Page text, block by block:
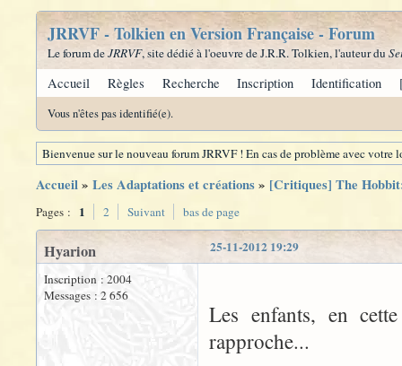
JRRVF - Tolkien en Version Française - Forum
Le forum deJRRVF, site dédié à l'oeuvre de J.R.R. Tolkien, l'auteur du
Accueil Règles Recherche Inscription Identification
Vous n'êtes pas identifié(e).
Bienvenue sur le nouveau forum JRRVF ! En cas de problème avec
Accueil» Les Adaptations et créations» [Critiques] The
Pages : 1 2 Suivant bas de page
25-11-2012 19:29
Hyarion
Inscription : 2004
Messages : 2 656
Les enfants, en
rapproche...